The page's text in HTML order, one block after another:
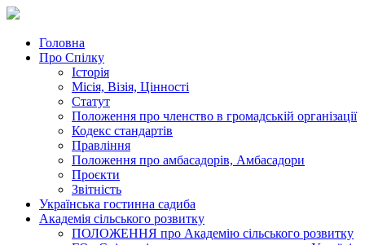
Головна
Про Спілку
Історія
Місія, Візія, Цінності
Статут
Положення про членство в громадській організації
Кодекс стандартів
Правління
Положення про амбасадорів, Амбасадори
Проєкти
Звітність
Українська гостинна садиба
Академія сільського розвитку
ПОЛОЖЕННЯ про Академію cільського розвитку